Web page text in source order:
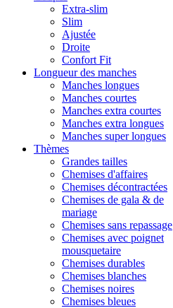
Extra-slim
Slim
Ajustée
Droite
Confort Fit
Longueur des manches
Manches longues
Manches courtes
Manches extra courtes
Manches extra longues
Manches super longues
Thèmes
Grandes tailles
Chemises d'affaires
Chemises décontractées
Chemises de gala & de
mariage
Chemises sans repassage
Chemises avec poignet
mousquetaire
Chemises durables
Chemises blanches
Chemises noires
Chemises bleues